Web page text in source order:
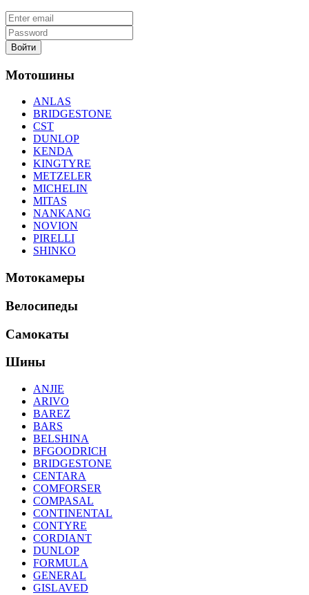
Войти
Мотошины
ANLAS
BRIDGESTONE
CST
DUNLOP
KENDA
KINGTYRE
METZELER
MICHELIN
MITAS
NANKANG
NOVION
PIRELLI
SHINKO
Мотокамеры
Велосипеды
Самокаты
Шины
ANJIE
ARIVO
BAREZ
BARS
BELSHINA
BFGOODRICH
BRIDGESTONE
CENTARA
COMFORSER
COMPASAL
CONTINENTAL
CONTYRE
CORDIANT
DUNLOP
FORMULA
GENERAL
GISLAVED